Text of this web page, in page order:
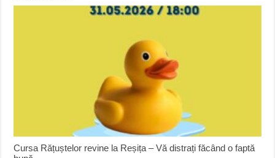
Cursa Rățuștelor revine la Reșița – Vă distrați făcând o faptă